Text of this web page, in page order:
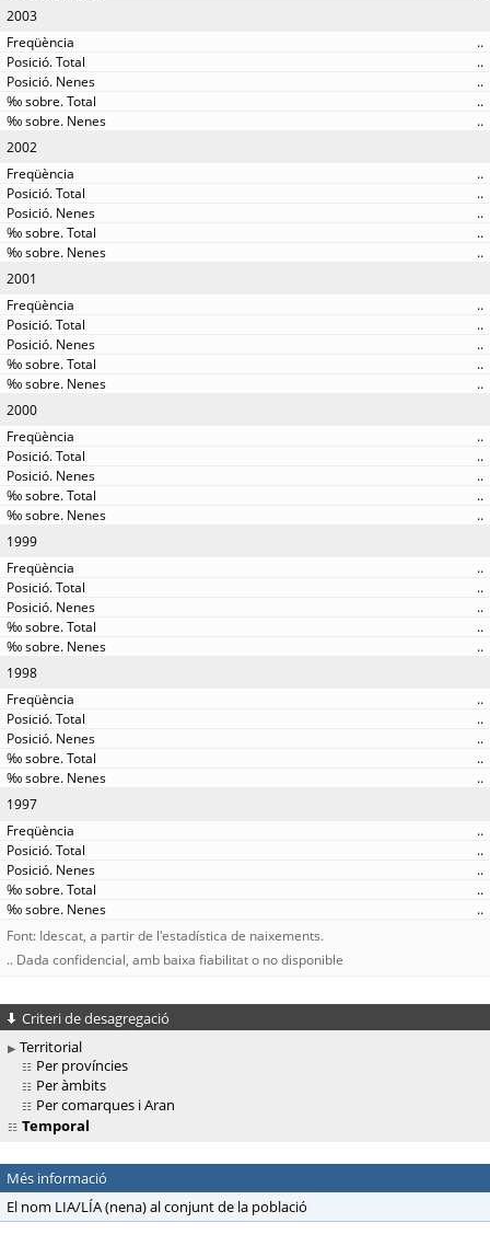
2003
..
..
..
..
..
2002
..
..
..
..
..
2001
..
..
..
..
..
2000
..
..
..
..
..
1999
..
..
..
..
..
1998
..
..
..
..
..
1997
..
..
..
..
..
Font: Idescat, a partir de l'estadística de naixements.
.. Dada confidencial, amb baixa fiabilitat o no disponible
Criteri de desagregació
Territorial
Per províncies
Per àmbits
Per comarques i Aran
Temporal
Més informació
El nom LIA/LÍA (nena) al conjunt de la població